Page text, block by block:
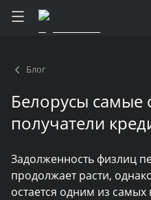
Блог
Белорусы самые
получатели
Задолженность физлиц
продолжает расти,
остается одним из